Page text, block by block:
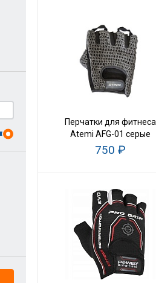
Перчатки для фитнеса
Atemi AFG-01 серые
750 ₽